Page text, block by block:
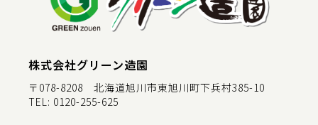
株式会社グリーン造園
〒078-8208 北海道旭川市東旭川町下兵村385-10
TEL: 0120-255-625